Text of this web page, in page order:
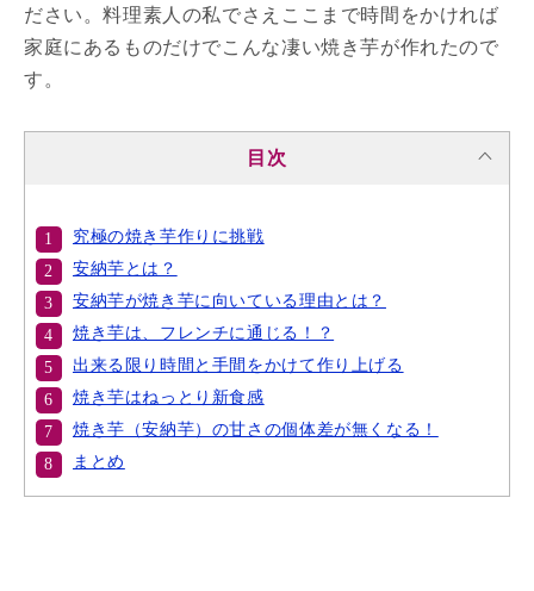
ださい。料理素人の私でさえここまで時間をかければ
家庭にあるものだけでこんな凄い焼き芋が作れたので
す。
目次
究極の焼き芋作りに挑戦
安納芋とは？
安納芋が焼き芋に向いている理由とは？
焼き芋は、フレンチに通じる！？
出来る限り時間と手間をかけて作り上げる
焼き芋はねっとり新食感
焼き芋（安納芋）の甘さの個体差が無くなる！
まとめ